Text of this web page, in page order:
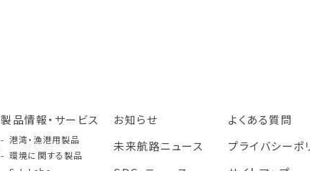
製品情報・サービス
港湾・漁港用製品
環境に関する製品
お知らせ
未来航路ニュース
よくある質問
プライバシーポ